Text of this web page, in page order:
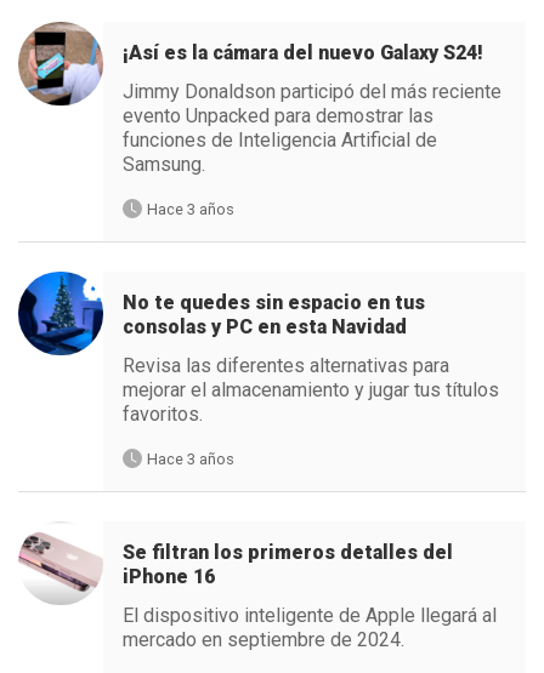
¡Así es la cámara del nuevo Galaxy S24!
Jimmy Donaldson participó del más reciente
evento Unpacked para demostrar las
funciones de Inteligencia Artificial de
Samsung.
Hace 3 años
No te quedes sin espacio en tus
consolas y PC en esta Navidad
Revisa las diferentes alternativas para
mejorar el almacenamiento y jugar tus títulos
favoritos.
Hace 3 años
Se filtran los primeros detalles del
iPhone 16
El dispositivo inteligente de Apple llegará al
mercado en septiembre de 2024.